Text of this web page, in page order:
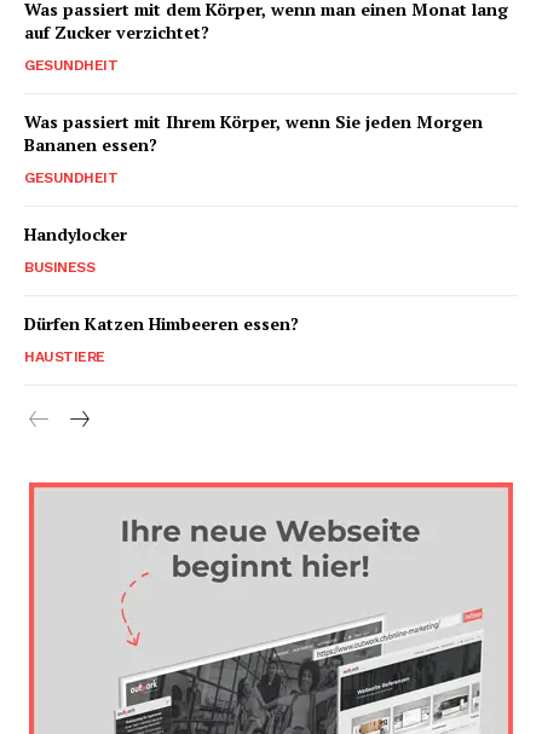
Was passiert mit dem Körper, wenn man einen Monat lang
auf Zucker verzichtet?
GESUNDHEIT
Was passiert mit Ihrem Körper, wenn Sie jeden Morgen
Bananen essen?
GESUNDHEIT
Handylocker
BUSINESS
Dürfen Katzen Himbeeren essen?
HAUSTIERE